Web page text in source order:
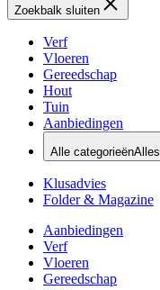
Zoekbalk sluiten
Verf
Vloeren
Gereedschap
Hout
Tuin
Aanbiedingen
Alle categorieënAlles
Klusadvies
Folder & Magazine
Aanbiedingen
Verf
Vloeren
Gereedschap